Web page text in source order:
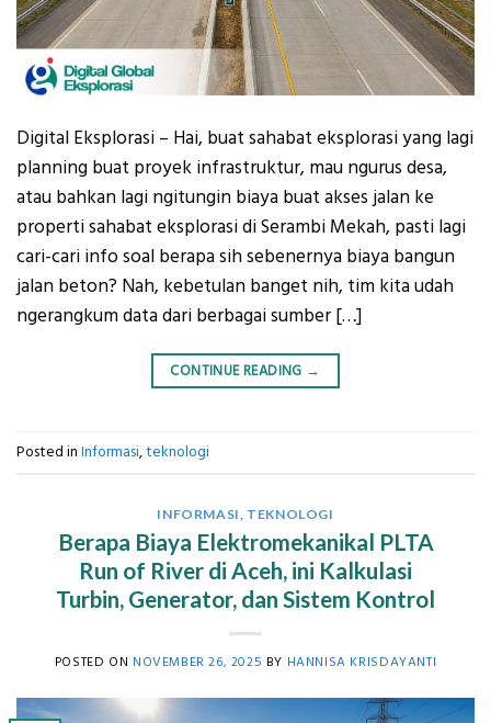
Digital Eksplorasi – Hai, buat sahabat eksplorasi yang lagi
planning buat proyek infrastruktur, mau ngurus desa,
atau bahkan lagi ngitungin biaya buat akses jalan ke
properti sahabat eksplorasi di Serambi Mekah, pasti lagi
cari-cari info soal berapa sih sebenernya biaya bangun
jalan beton? Nah, kebetulan banget nih, tim kita udah
ngerangkum data dari berbagai sumber […]
CONTINUE READING →
Posted in Informasi,teknologi
INFORMASI TEKNOLOGI
Berapa Biaya Elektromekanikal PLTA
Run of River di Aceh, ini Kalkulasi
Turbin, Generator, dan Sistem Kontrol
POSTED ON NOVEMBER 26, 2025 BY HANNISA KRISDAYANTI